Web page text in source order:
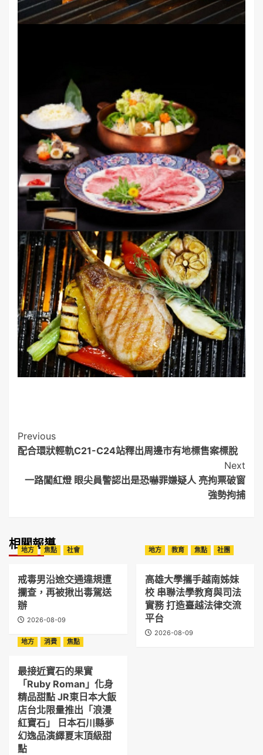
Post
Navigation
Previous
配合環狀輕軌C21-C24站釋出周邊市有地標售案標脫
Next
一路闖紅燈 眼尖員警認出是恐嚇罪嫌疑人 亮拘票破窗
強勢拘捕
相關報導
地方 焦點 社會
戒毒男沿途交通違規遭
攔查，再被揪出毒駕送
辦
2026-08-09
地方 教育 焦點 社團
高雄大學攜手越南姊妹
校 串聯法學教育與司法
實務 打造臺越法律交流
平台
2026-08-09
地方
消費 焦點
最接近寶石的果實
「Ruby Roman」化身
精品甜點 JR東日本大飯
店台北限量推出「浪漫
紅寶石」 日本石川縣夢
幻逸品演繹夏末頂級甜
點